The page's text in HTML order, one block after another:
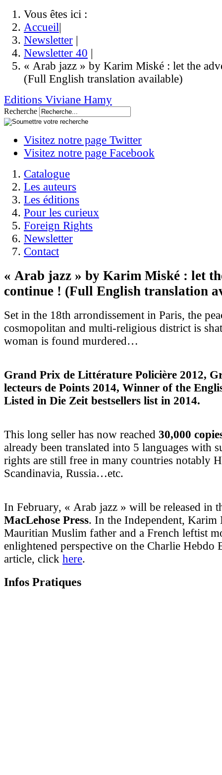
Vous êtes ici :
Accueil|
Newsletter |
Newsletter 40 |
« Arab jazz » by Karim Miské : let the
(Full English translation available)
Editions Viviane Hamy
Recherche
Visitez notre page Twitter
Visitez notre page Facebook
Catalogue
Les auteurs
Les éditions
Pour les curieux
Foreign Rights
Newsletter
Contact
« Arab jazz » by Karim Miské : let
continue ! (Full English translation
Set in the 18th arrondissement in Paris, the
cosmopolitan and multi-religious district is
woman is found murdered…
Grand Prix de Littérature Policière 2012,
lecteurs de Points 2014, Winner of the
Listed in Die Zeit bestsellers list in 2014.
This long seller has now reached 30,000
already been translated into 5 languages with
rights are still free in many countries notably
Scandinavia, Russia…etc.
In February, « Arab jazz » will be released in
MacLehose Press. In the Independent,
Mauritian Muslim father and a French leftist
enlightened perspective on the Charlie Hebdo
article, click here.
Infos Pratiques